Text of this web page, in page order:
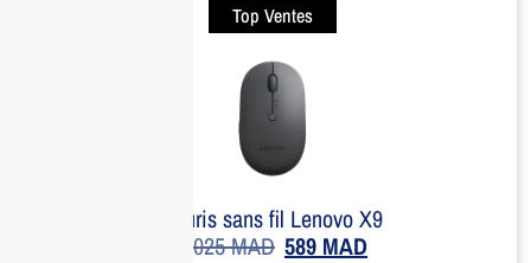
Top Ventes
Souris sans fil Lenovo X9
1,025MAD 589 MAD